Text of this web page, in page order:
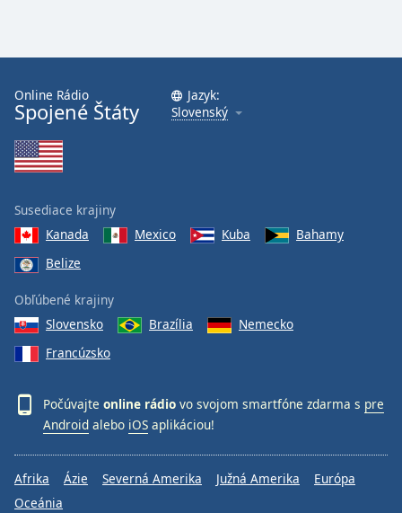
Online Rádio
Spojené Štáty
Jazyk:
Slovenský
Susediace krajiny
Kanada
Mexico Kuba
Bahamy
Belize
Obľúbené krajiny
Slovensko
Brazília
Nemecko
Francúzsko
Počúvajte online rádio vo svojom smartfóne zdarma s pre
Android alebo iOS aplikáciou!
Afrika Ázie Severná Amerika Južná Amerika
Európa
Oceánia